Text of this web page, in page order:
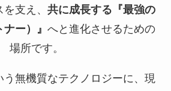
支え、 共に成長する『最強の
ー）』 へと進化させるための
場所です。
う無機質なテクノロジーに、現